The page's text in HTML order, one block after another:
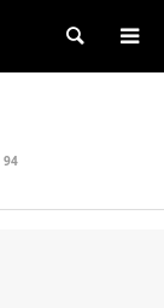
Search
94